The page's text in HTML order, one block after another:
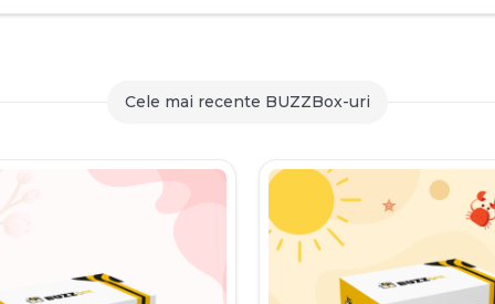
inițial
Cele mai recente BUZZBox-uri